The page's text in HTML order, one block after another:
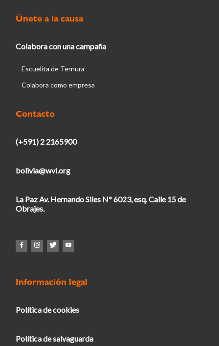
Únete a la causa
Colabora con una campaña
Escuelita de Ternura
Colabora como empresa
Contacto
(+591) 2 2165900
bolivia@wvi.org
La Paz Av. Hernando Siles N° 6023, esq. Calle 15 de
Obrajes.
Información legal
Política de cookies
Política de salvaguarda